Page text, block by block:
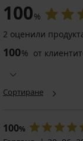
100%
2 оценили
100% от
Сортиране
100%